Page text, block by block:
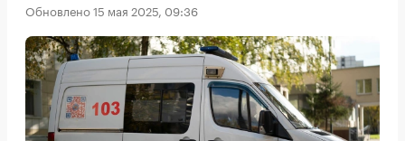
Обновлено 15 мая 2025, 09:36